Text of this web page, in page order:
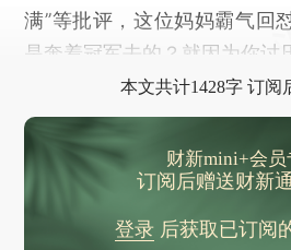
满”等批评，这位妈妈霸气回
是奔着冠军去的？就因为你讨
本文共计1428字 订阅
财新mini+会员
订阅后赠送财新
登录后获取已订阅